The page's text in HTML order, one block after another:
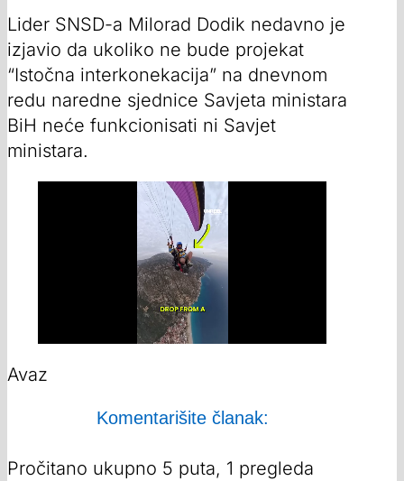
Lider SNSD-a Milorad Dodik nedavno je
izjavio da ukoliko ne bude projekat
“Istočna interkonekacija” na dnevnom
redu naredne sjednice Savjeta ministara
BiH neće funkcionisati ni Savjet
ministara.
Avaz
Komentarišite članak:
Pročitano ukupno 5 puta, 1 pregleda